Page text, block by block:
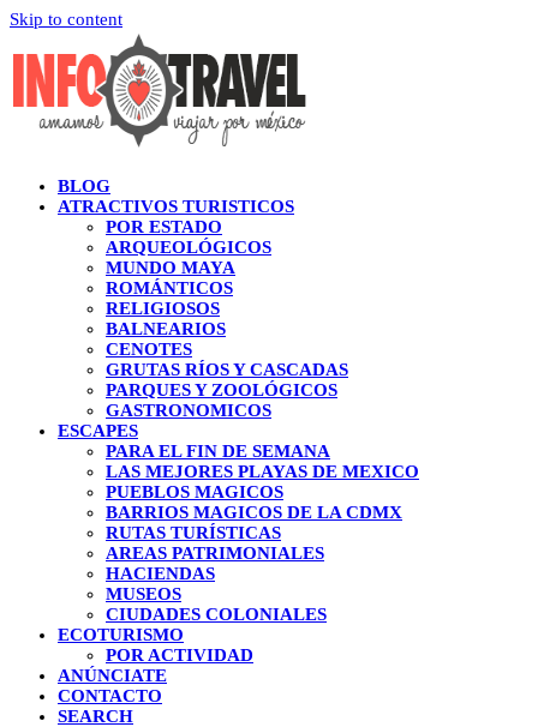
Skip to content
BLOG
ATRACTIVOS TURISTICOS
POR ESTADO
ARQUEOLÓGICOS
MUNDO MAYA
ROMÁNTICOS
RELIGIOSOS
BALNEARIOS
CENOTES
GRUTAS RÍOS Y CASCADAS
PARQUES Y ZOOLÓGICOS
GASTRONOMICOS
ESCAPES
PARA EL FIN DE SEMANA
LAS MEJORES PLAYAS DE MEXICO
PUEBLOS MAGICOS
BARRIOS MAGICOS DE LA CDMX
RUTAS TURÍSTICAS
AREAS PATRIMONIALES
HACIENDAS
MUSEOS
CIUDADES COLONIALES
ECOTURISMO
POR ACTIVIDAD
ANÚNCIATE
CONTACTO
SEARCH